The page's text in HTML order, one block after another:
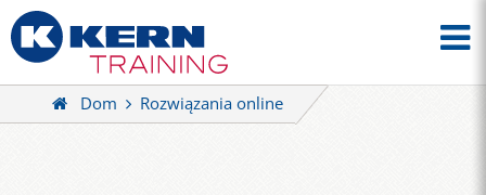
Dom Rozwiązania online